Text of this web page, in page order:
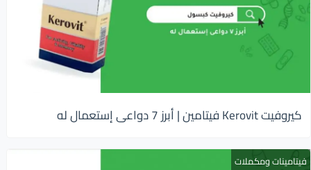
كيروفيت Kerovit فيتامين | أبرز 7 دواعى إستعمال له
فيتامينات ومكملات